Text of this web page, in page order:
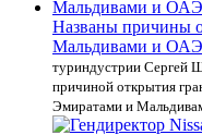
Названы причины
Мальдивами и ОАЭ
туриндустрии Сергей
причиной открытия
Эмиратами и